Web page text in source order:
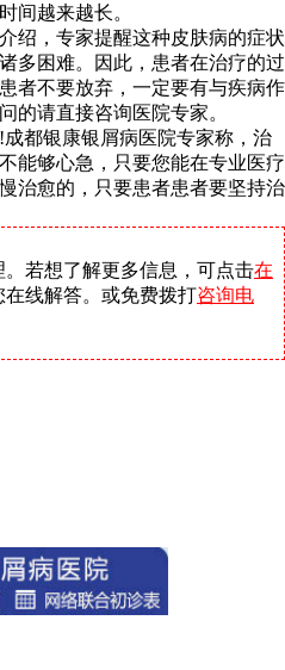
间越来越长。
绍，专家提醒这种皮肤病的症状
多困难。因此，患者在治疗的过
者不要放弃，一定要有与疾病作
的请直接咨询医院专家。
都银康银屑病医院专家称，治
能够心急，只要您能在专业医疗
治愈的，只要患者患者要坚持治
若想了解更多信息，可点击在
在线解答。或免费拨打咨询电